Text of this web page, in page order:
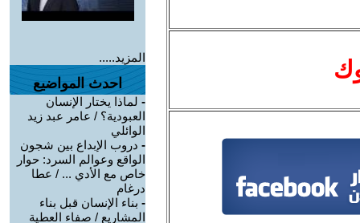
المزيد.....
احدث المواضيع
- لماذا يختار الإنسان
العبودية؟ / عامر عبد زيد
الوائلي
- دروب الإبداع بين شجون
الواقع وعوالم السرد: حوار
خاص مع الأدي ... / عطا
درغام
- بناء الإنسان قبل بناء
المشاريع / صفاء العطية